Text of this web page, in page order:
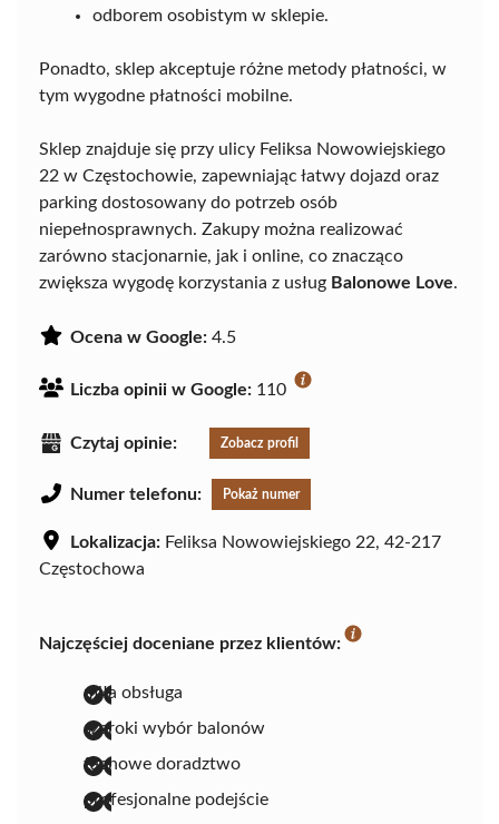
odborem osobistym w sklepie.
Ponadto, sklep akceptuje różne metody płatności, w
tym wygodne płatności mobilne.
Sklep znajduje się przy ulicy Feliksa Nowowiejskiego
22 w Częstochowie, zapewniając łatwy dojazd oraz
parking dostosowany do potrzeb osób
niepełnosprawnych. Zakupy można realizować
zarówno stacjonarnie, jak i online, co znacząco
zwiększa wygodę korzystania z usług Balonowe Love.
Ocena w Google: 4.5
Liczba opinii w Google: 110
Czytaj opinie: Zobacz profil
Numer telefonu: Pokaż numer
Lokalizacja: Feliksa Nowowiejskiego 22, 42-217
Częstochowa
Najczęściej doceniane przez klientów:
miła obsługa
szeroki wybór balonów
fachowe doradztwo
profesjonalne podejście